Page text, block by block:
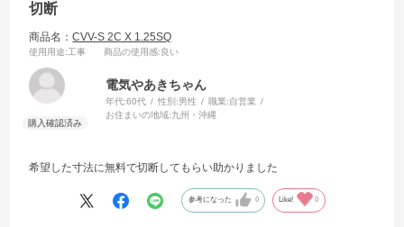
切断
商品名：CVV-S 2C X 1.25SQ
使用用途:工事 商品の使用感:良い
電気やあきちゃん
年代:60代 性別:男性 職業:自営業
お住まいの地域:九州・沖縄
希望した寸法に無料で切断してもらい助かりました
参考になった 0 Like! 0